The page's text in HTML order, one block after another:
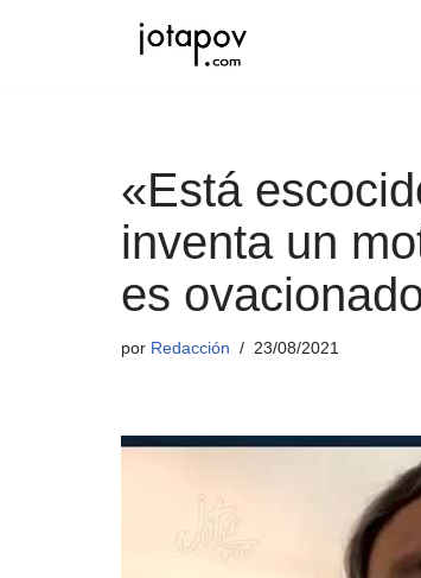
«Está
inventa un
es
por Redacción 23/08/2021